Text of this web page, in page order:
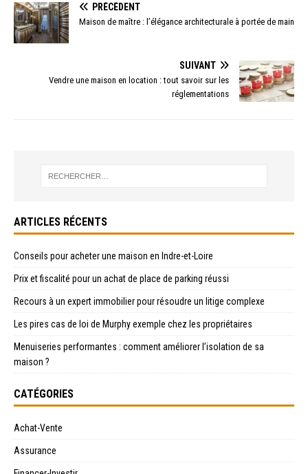
PRÉCÉDENT
Maison de maître : l’élégance architecturale à portée de main
SUIVANT
Vendre une maison en location : tout savoir sur les
réglementations
ARTICLES RÉCENTS
Conseils pour acheter une maison en Indre-et-Loire
Prix et fiscalité pour un achat de place de parking réussi
Recours à un expert immobilier pour résoudre un litige complexe
Les pires cas de loi de Murphy exemple chez les propriétaires
Menuiseries performantes : comment améliorer l’isolation de sa
maison ?
CATÉGORIES
Achat-Vente
Assurance